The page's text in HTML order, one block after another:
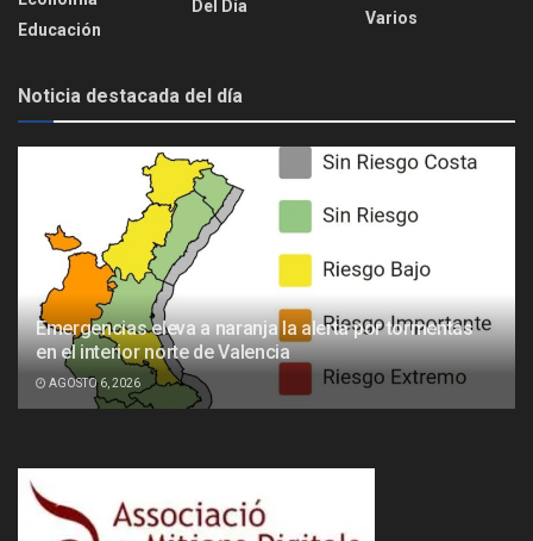
Educación
Del Día
Varios
Noticia destacada del día
Emergencias eleva a naranja la alerta por tormentas
en el interior norte de Valencia
AGOSTO 6, 2026